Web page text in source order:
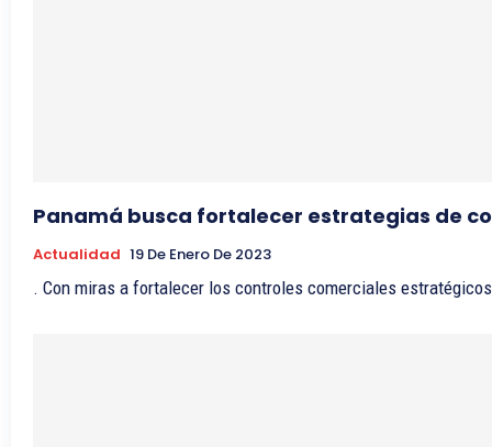
Panamá busca fortalecer estrategias de
Actualidad 19 De Enero De 2023
. Con miras a fortalecer los controles comerciales